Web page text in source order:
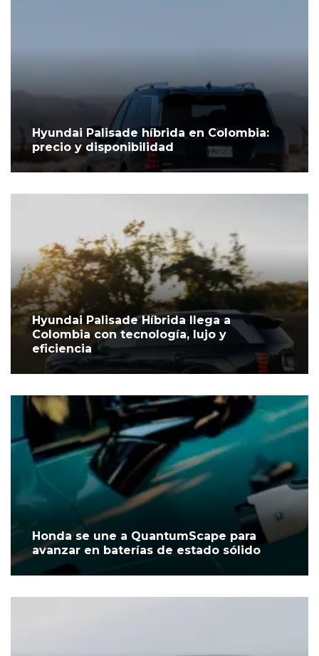
Hyundai Palisade híbrida en Colombia:
precio y disponibilidad
Hyundai Palisade Híbrida llega a
Colombia con tecnología, lujo y
eficiencia
Honda se une a QuantumScape para
avanzar en baterías de estado sólido